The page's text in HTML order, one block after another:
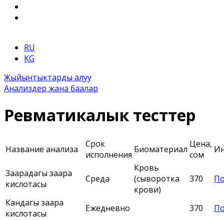
RU
KG
Жыйынтыктарды алуу
Анализдер жана баалар
Ревматикалык тесттер
Название анализа
Срок
исполнения Биоматериал Цена,
сом
Заарадагы заара
кислотасы
Среда
Кровь
(сыворотка
крови)
370
Кандагы заара
кислотасы
Ежедневно 370